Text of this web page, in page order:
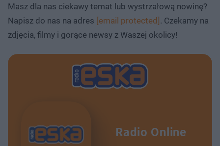
Masz dla nas ciekawy temat lub wystrzałową nowinę?
Napisz do nas na adres [email protected] . Czekamy na
zdjęcia, filmy i gorące newsy z Waszej okolicy!
Radio Online